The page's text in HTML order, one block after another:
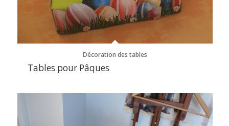
Décoration des tables
Tables pour Pâques